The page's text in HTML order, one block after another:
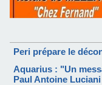
Peri prépare le
Aquarius : "Un
Paul Antoine Luciani